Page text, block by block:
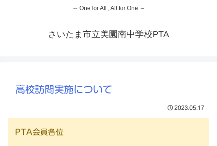
～ One for All , All for One ～
さいたま市立美園南中学校PTA
高校訪問実施について
2023.05.17
PTA会員各位